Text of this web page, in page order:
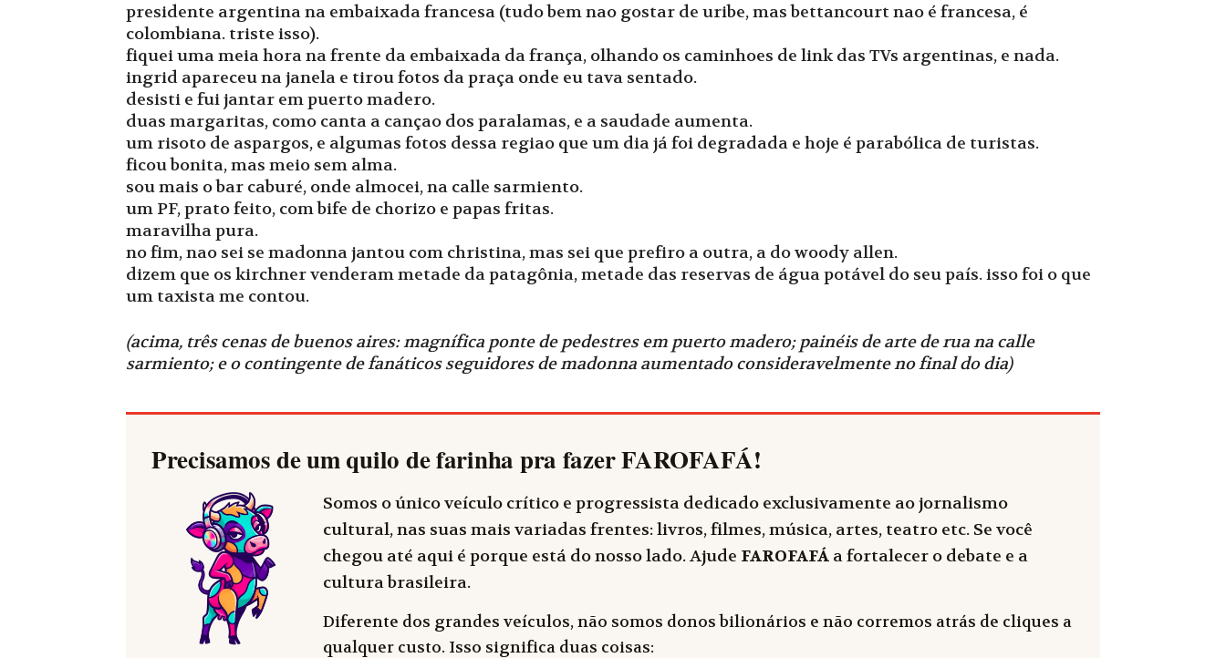
presidente argentina na embaixada francesa (tudo bem nao gostar de uribe, mas bettancourt nao é francesa, é
colombiana. triste isso).
fiquei uma meia hora na frente da embaixada da frança, olhando os caminhoes de link das TVs argentinas, e nada.
ingrid apareceu na janela e tirou fotos da praça onde eu tava sentado.
desisti e fui jantar em puerto madero.
duas margaritas, como canta a cançao dos paralamas, e a saudade aumenta.
um risoto de aspargos, e algumas fotos dessa regiao que um dia já foi degradada e hoje é parabólica de turistas.
ficou bonita, mas meio sem alma.
sou mais o bar caburé, onde almocei, na calle sarmiento.
um PF, prato feito, com bife de chorizo e papas fritas.
maravilha pura.
no fim, nao sei se madonna jantou com christina, mas sei que prefiro a outra, a do woody allen.
dizem que os kirchner venderam metade da patagônia, metade das reservas de água potável do seu país. isso foi o que
um taxista me contou.
(acima, três cenas de buenos aires: magnífica ponte de pedestres em puerto madero; painéis de arte de rua na calle
sarmiento; e o contingente de fanáticos seguidores de madonna aumentado consideravelmente no final do dia)
Precisamos de um quilo de farinha pra fazerFAROFAFÁ!
Somos o único veículo crítico e progressista dedicado exclusivamente ao jornalismo
cultural, nas suas mais variadas frentes: livros, filmes, música, artes, teatro etc. Se você
chegou até aqui é porque está do nosso lado. Ajude FAROFAFÁ a fortalecer o debate e a
cultura brasileira.
Diferente dos grandes veículos, não somos donos bilionários e não corremos atrás de cliques a
qualquer custo. Isso significa duas coisas: